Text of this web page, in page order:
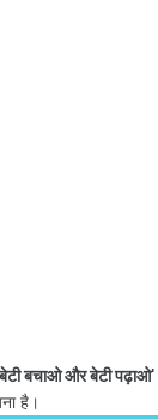
बेटी बचाओ और बेटी पढ़ाओ'
है।